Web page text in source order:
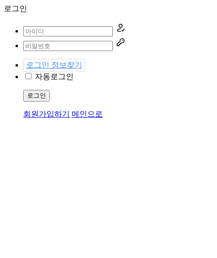
로그인
로그인 정보찾기
자동로그인
로그인
회원가입하기 메인으로